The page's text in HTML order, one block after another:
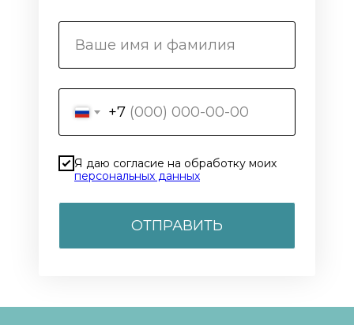
+7
Я даю согласие на обработку моих
персональных данных
ОТПРАВИТЬ